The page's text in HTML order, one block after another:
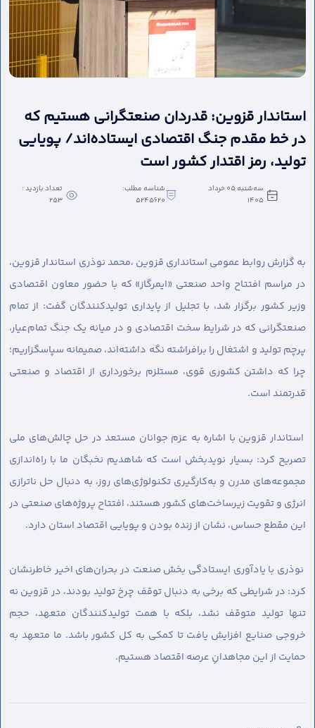
استاندار قزوین: قدردان صنعتگرانی هستیم که
در خط مقدم جنگ اقتصادی ایستاده‌اند/ پویایی
تولید، رمز اقتدار کشور است
سه‌شنبه 05 خرداد
1405
شناسه مطلب:
5245620
تعداد بازدید :
253
به گزارش روابط عمومی استانداری قزوین ،محمد نوذری استاندار قزوین،
در مراسم افتتاح واحد صنعتی «ایمرگاز» که با حضور معاون اقتصادی
وزیر کشور برگزار شد، با تجلیل از پایداری تولیدکنندگان گفت: از تمام
صنعتگرانی که در شرایط سخت اقتصادی و در میانه یک جنگ تمام‌عیار،
پرچم تولید و اشتغال را برافراشته نگه داشته‌اند، صمیمانه سپاسگزاریم؛
چرا که داشتن کشوری قوی، مستلزم برخورداری از اقتصاد و صنعتی
قدرتمند است.
استاندار قزوین با اشاره به عزم جوانان مستعد در حل چالش‌های ملی
تصریح کرد: بسیار نویدبخش است که شاهدیم نخبگان ما با راه‌اندازی
مجموعه‌های مدرن و به‌کارگیری تکنولوژی‌های روز، به دنبال حل ناترازی
انرژی و تقویت زیرساخت‌های کشور هستند، افتتاح پروژه‌های صنعتی در
این مقطع حساس، نشان از زنده بودن و پویایی اقتصاد استان دارد.
نوذری با یادآوری ایستادگی بخش صنعت در بحران‌های اخیر خاطرنشان
کرد: در شرایطی که برخی به دنبال توقف چرخ تولید بودند، در قزوین نه
تنها تولید متوقف نشد، بلکه با همت تولیدکنندگان متعهد، حجم
خروجی صنایع افزایش یافت تا کمکی به کل کشور باشد. ما متعهد به
حمایت از این مجاهدانِ عرصه اقتصاد هستیم.